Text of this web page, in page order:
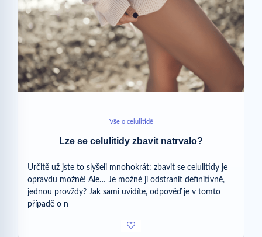
Vše o celulitidě
Lze se celulitidy zbavit natrvalo?
Určitě už jste to slyšeli mnohokrát: zbavit se celulitidy je
opravdu možné! Ale… Je možné ji odstranit definitivně,
jednou provždy? Jak sami uvidíte, odpověď je v tomto
případě o n